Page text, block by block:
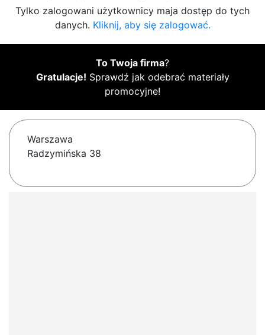
Tylko zalogowani użytkownicy maja dostęp do tych
danych. Kliknij, aby się zalogować.
To Twoja firma?
Gratulacje! Sprawdź jak odebrać materiały
promocyjne!
Warszawa
Radzymińska 38